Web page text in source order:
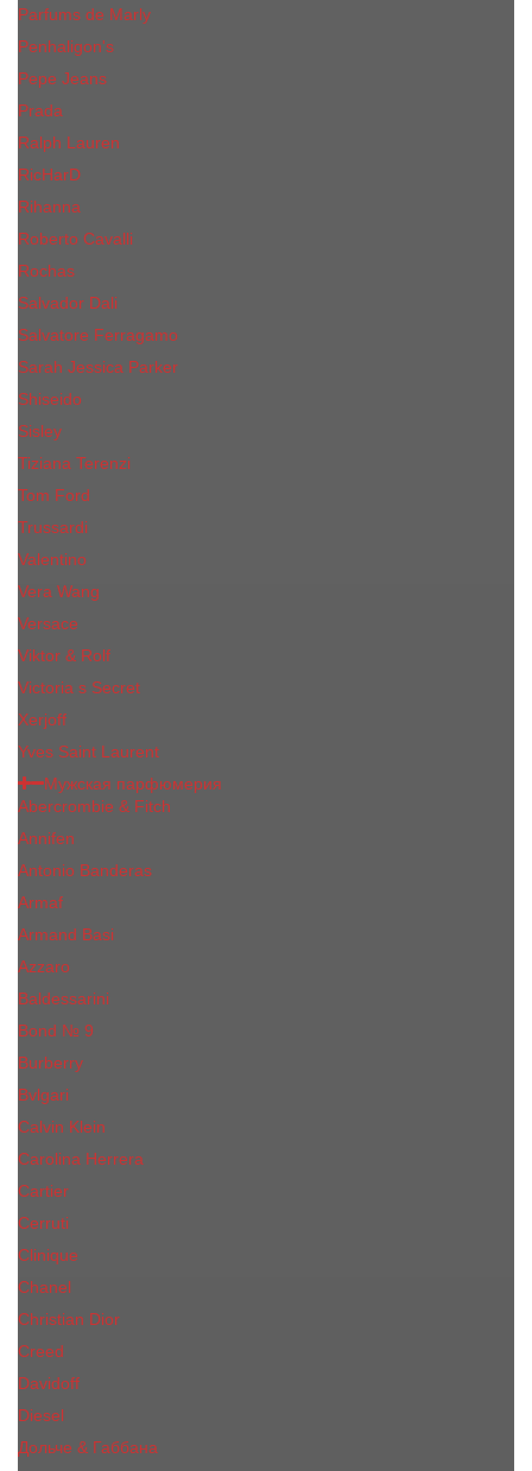
Parfums de Marly
Penhaligon's
Pepe Jeans
Prada
Ralph Lauren
RicHarD
Rihanna
Roberto Cavalli
Rochas
Salvador Dali
Salvatore Ferragamo
Sarah Jessica Parker
Shiseido
Sisley
Tiziana Terenzi
Tom Ford
Trussardi
Valentino
Vera Wang
Versace
Viktor & Rolf
Victoria s Secret
Xerjoff
Yves Saint Laurent
Мужская парфюмерия
Abercrombie & Fitch
Annifen
Antonio Banderas
Armaf
Armand Basi
Azzaro
Baldessarini
Bond № 9
Burberry
Bvlgari
Calvin Klein
Carolina Herrera
Cartier
Cerruti
Сliniquе
Chanel
Christian Dior
Creed
Davidoff
Diesel
Дольче & Габбана